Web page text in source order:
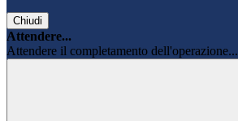
Chiudi
Attendere...
Attendere il completamento dell'operazione...